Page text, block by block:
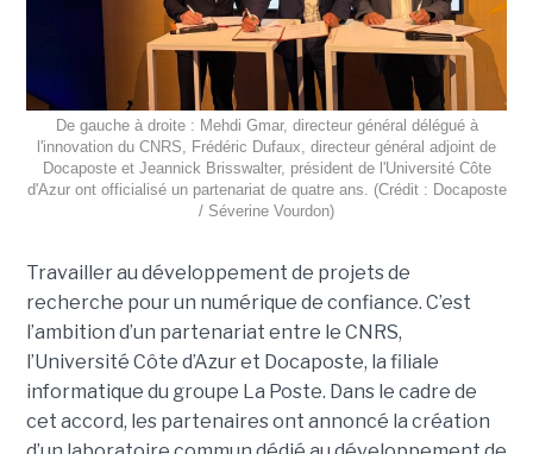
De gauche à droite : Mehdi Gmar, directeur général délégué à
l'innovation du CNRS, Frédéric Dufaux, directeur général adjoint de
Docaposte et Jeannick Brisswalter, président de l'Université Côte
d'Azur ont officialisé un partenariat de quatre ans. (Crédit : Docaposte
/ Séverine Vourdon)
Travailler au développement de projets de
recherche pour un numérique de confiance. C’est
l’ambition d’un partenariat entre le CNRS,
l’Université Côte d’Azur et Docaposte, la filiale
informatique du groupe La Poste. Dans le cadre de
cet accord, les partenaires ont annoncé la création